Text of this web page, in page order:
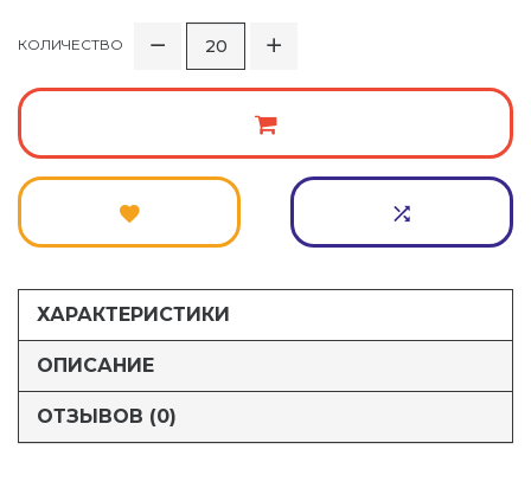
КОЛИЧЕСТВО
ХАРАКТЕРИСТИКИ
ОПИСАНИЕ
ОТЗЫВОВ (0)